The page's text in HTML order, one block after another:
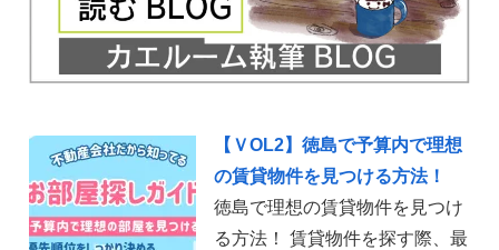
【ＶOL2】徳島で予算内で理想
の賃貸物件を見つける方法！
徳島で理想の賃貸物件を見つけ
る方法！ 賃貸物件を探す際、最